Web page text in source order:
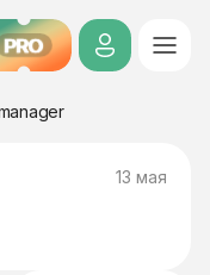
PRO
13 мая